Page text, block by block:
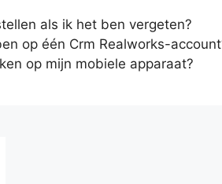
als ik het ben vergeten?
op één Crm Realworks-
op mijn mobiele apparaat?